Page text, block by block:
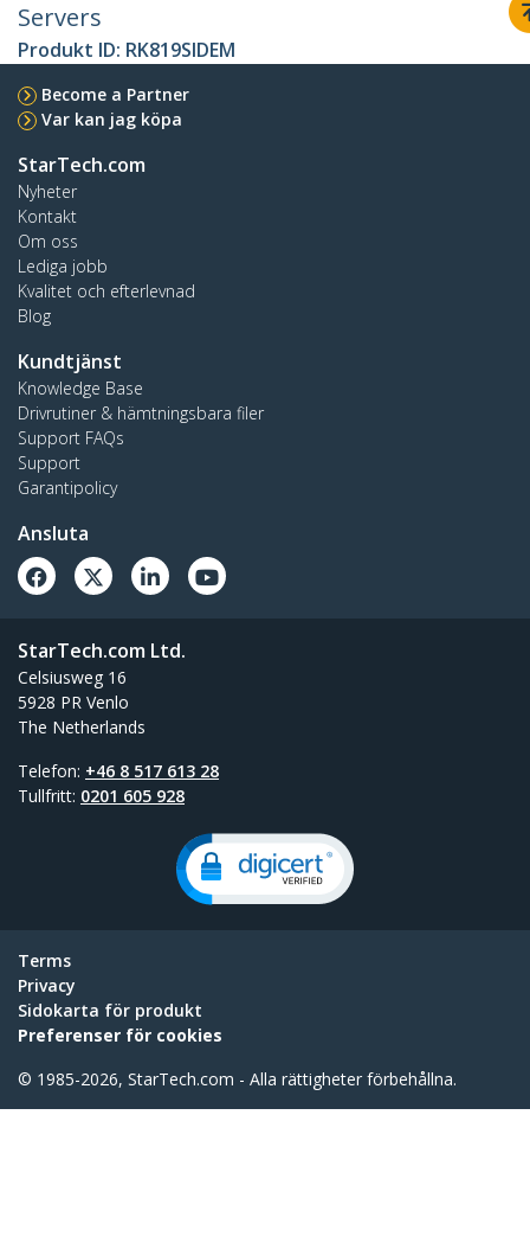
Servers
Produkt ID: RK819SIDEM
Become a Partner
Var kan jag köpa
StarTech.com
Nyheter
Kontakt
Om oss
Lediga jobb
Kvalitet och efterlevnad
Blog
Kundtjänst
Knowledge Base
Drivrutiner & hämtningsbara filer
Support FAQs
Support
Garantipolicy
Ansluta
StarTech.com Ltd.
Celsiusweg 16
5928 PR Venlo
The Netherlands
Telefon: +46 8 517 613 28
Tullfritt: 0201 605 928
Terms
Privacy
Sidokarta för produkt
Preferenser för cookies
© 1985-2026, StarTech.com - Alla rättigheter förbehållna.